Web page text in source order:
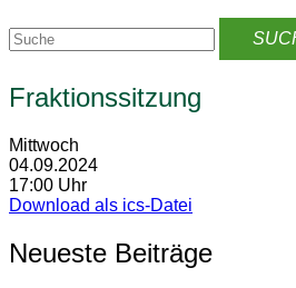
Fraktionssitzung
Mittwoch
04.09.2024
17:00 Uhr
Download als ics-Datei
Neueste Beiträge